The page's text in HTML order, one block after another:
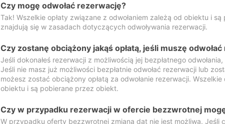
Czy mogę odwołać rezerwację?
Tak! Wszelkie opłaty związane z odwołaniem zależą od obiektu i
znajdują się w zasadach dotyczących odwoływania rezerwacji.
Czy zostanę obciążony jakąś opłatą, jeśli muszę
Jeśli dokonałeś rezerwacji z możliwością jej bezpłatnego
Jeśli nie masz już możliwości bezpłatnie odwołać rezerwacji lub
możesz zostać obciążony opłatą za odwołanie rezerwacji.
obiektu i są pobierane przez obiekt.
Czy w przypadku rezerwacji w ofercie bezzwrotnej
W przypadku oferty bezzwrotnej zmiana dat nie jest możliwa. Jeśli